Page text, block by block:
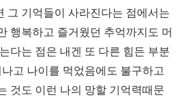
그 기억들이 사라진다는 점에서는
행복하고 즐거웠던 추억까지도 머
다는 점은 내겐 또 다른 힘든 부분
고 나이를 먹었음에도 불구하고
것도 이런 나의 망할 기억력때문